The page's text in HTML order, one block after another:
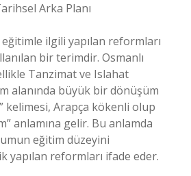
Arka Planı
eğitimle ilgili yapılan reformları
bir terimdir. Osmanlı
Tanzimat ve Islahat
alanında büyük bir dönüşüm
kelimesi, Arapça kökenli olup
anlamına gelir. Bu anlamda
eğitim düzeyini
yapılan reformları ifade eder.